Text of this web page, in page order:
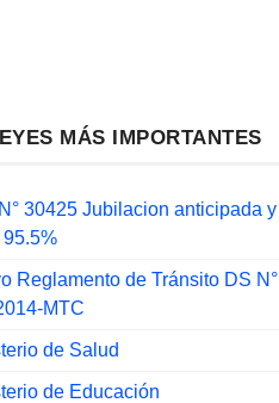
MÁS IMPORTANTES
30425 Jubilacion anticipada y
95.5%
Reglamento de Tránsito DS N°
MTC
de Salud
de Educación